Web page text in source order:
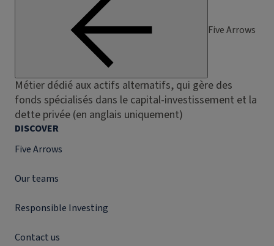
Five Arrows
Métier dédié aux actifs alternatifs, qui gère des
fonds spécialisés dans le capital-investissement et la
dette privée (en anglais uniquement)
DISCOVER
Five Arrows
Our teams
Responsible Investing
Contact us